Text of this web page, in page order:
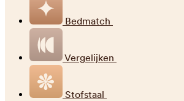
Bedmatch
Vergelijken
Stofstaal